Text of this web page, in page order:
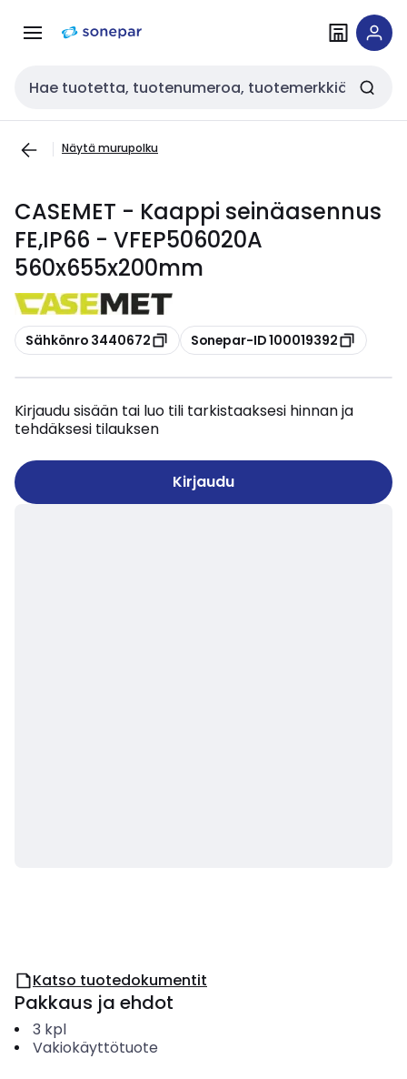
navigointiinsisältöön
Haku
Näytä murupolku
CASEMET - Kaappi seinäasennus
FE,IP66 - VFEP506020A
560x655x200mm
Kopioi
Sähkönro 3440672 Kopioi
Sonepar-ID 100019392
Kirjaudu sisään tai luo tili tarkistaaksesi hinnan ja
tehdäksesi tilauksen
Kirjaudu
Katso tuotedokumentit
Pakkaus ja ehdot
3 kpl
Vakiokäyttötuote